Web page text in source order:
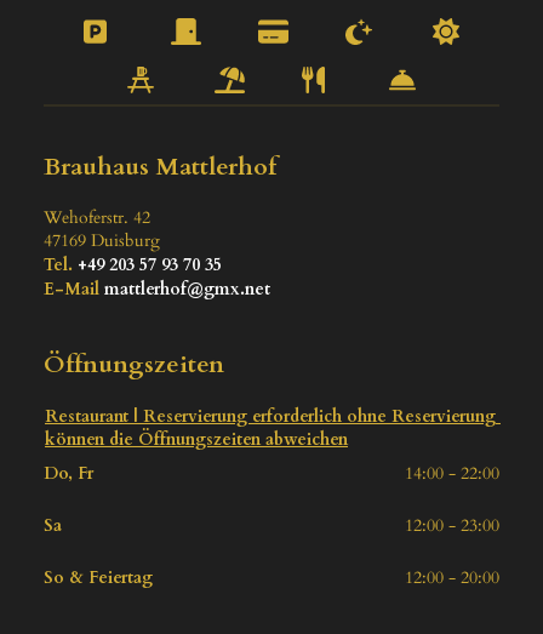
Brauhaus Mattlerhof
Wehoferstr. 42
47169 Duisburg
Tel. +49 203 57 93 70 35
E-Mail mattlerhof@gmx.net
Öffnungszeiten
Restaurant | Reservierung erforderlich ohne Reservierung
können die Öffnungszeiten abweichen
Do, Fr
14:00 - 22:00
Sa 12:00 - 23:00
So & Feiertag 12:00 - 20:00